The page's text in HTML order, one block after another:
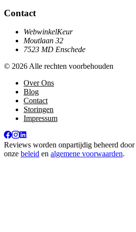
Contact
WebwinkelKeur
Moutlaan 32
7523 MD Enschede
© 2026 Alle rechten voorbehouden
Over Ons
Blog
Contact
Storingen
Impressum
Reviews worden onpartijdig beheerd door
onze beleid en algemene voorwaarden.